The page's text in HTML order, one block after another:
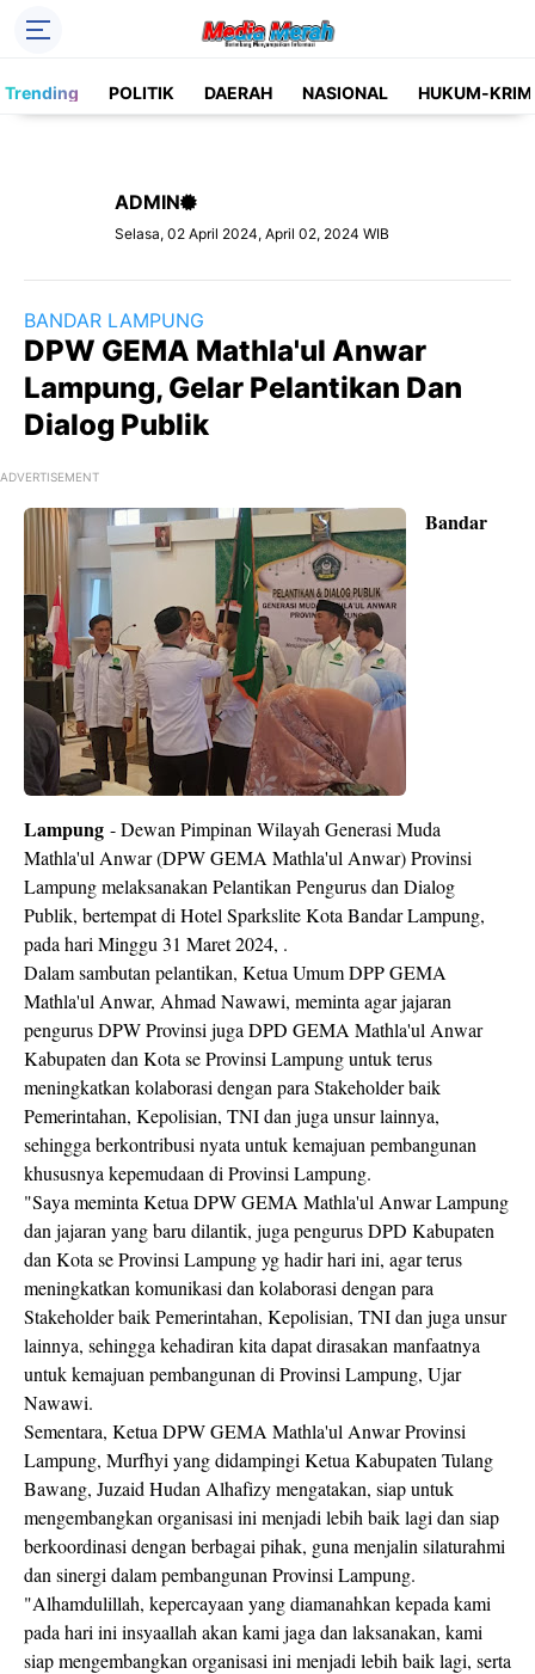
Header Social Media
Facebook
YouTube
Trending POLITIK DAERAH NASIONAL HUKUM-
ADMIN
Selasa, 02 April 2024, April 02, 2024 WIB
BANDAR LAMPUNG
DPW GEMA Mathla'ul Anwar
Lampung, Gelar Pelantikan Dan
Dialog Publik
ADVERTISEMENT
Bandar
Lampung - Dewan Pimpinan Wilayah Generasi Muda
Mathla'ul Anwar (DPW GEMA Mathla'ul Anwar) Provinsi
Lampung melaksanakan Pelantikan Pengurus dan Dialog
Publik, bertempat di Hotel Sparkslite Kota Bandar Lampung,
pada hari Minggu 31 Maret 2024, .
Dalam sambutan pelantikan, Ketua Umum DPP GEMA
Mathla'ul Anwar, Ahmad Nawawi, meminta agar jajaran
pengurus DPW Provinsi juga DPD GEMA Mathla'ul Anwar
Kabupaten dan Kota se Provinsi Lampung untuk terus
meningkatkan kolaborasi dengan para Stakeholder baik
Pemerintahan, Kepolisian, TNI dan juga unsur lainnya,
sehingga berkontribusi nyata untuk kemajuan pembangunan
khususnya kepemudaan di Provinsi Lampung.
"Saya meminta Ketua DPW GEMA Mathla'ul Anwar Lampung
dan jajaran yang baru dilantik, juga pengurus DPD Kabupaten
dan Kota se Provinsi Lampung yg hadir hari ini, agar terus
meningkatkan komunikasi dan kolaborasi dengan para
Stakeholder baik Pemerintahan, Kepolisian, TNI dan juga unsur
lainnya, sehingga kehadiran kita dapat dirasakan manfaatnya
untuk kemajuan pembangunan di Provinsi Lampung, Ujar
Nawawi.
Sementara, Ketua DPW GEMA Mathla'ul Anwar Provinsi
Lampung, Murfhyi yang didampingi Ketua Kabupaten Tulang
Bawang, Juzaid Hudan Alhafizy mengatakan, siap untuk
mengembangkan organisasi ini menjadi lebih baik lagi dan siap
berkoordinasi dengan berbagai pihak, guna menjalin silaturahmi
dan sinergi dalam pembangunan Provinsi Lampung.
"Alhamdulillah, kepercayaan yang diamanahkan kepada kami
pada hari ini insyaallah akan kami jaga dan laksanakan, kami
siap mengembangkan organisasi ini menjadi lebih baik lagi, serta